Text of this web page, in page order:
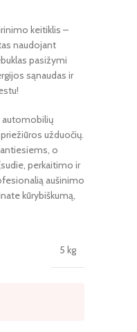
keitiklis –
naudojant
pasižymi
sąnaudas ir
​​automobilių
užduočių.
o
perkaitimo ir
aušinimo
kūrybiškumą,
5 kg